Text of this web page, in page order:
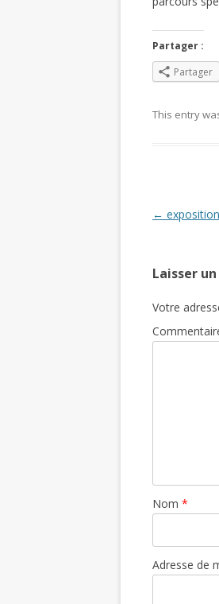
Partager :
Partager
This entry
Post
←
Laisser
Votre
Nom *
Adresse de